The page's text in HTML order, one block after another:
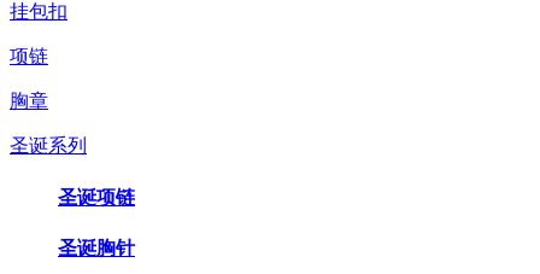
挂包扣
项链
胸章
圣诞系列
圣诞项链
圣诞胸针